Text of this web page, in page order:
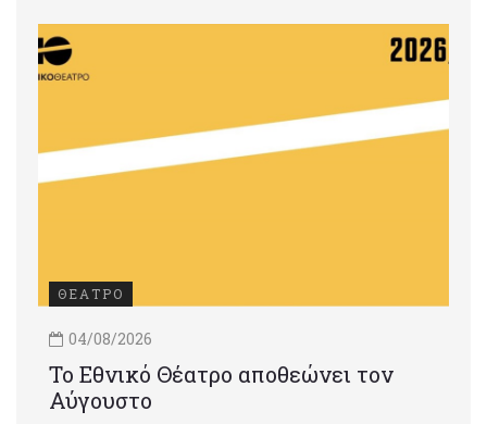
ΘΕΑΤΡΟ
04/08/2026
Το Εθνικό Θέατρο αποθεώνει τον
Αύγουστο